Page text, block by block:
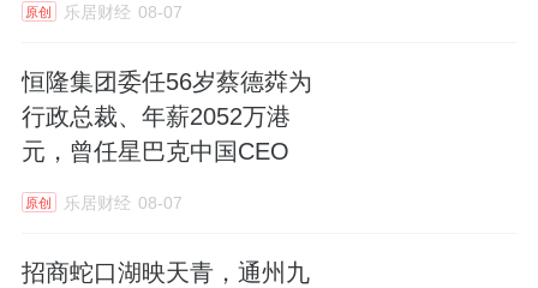
其余的洋房以11层为主，高度为33.7米，同样
33米、54米，是两个关键的消防高度门槛。
层住宅”，防火等级和疏散要求再次升级。
原创 乐居财经 08-07
恒隆集团委任56岁蔡德粦为
行政总裁、年薪2052万港
元，曾任星巴克中国CEO
原创 乐居财经 08-07
招商蛇口湖映天青，通州九